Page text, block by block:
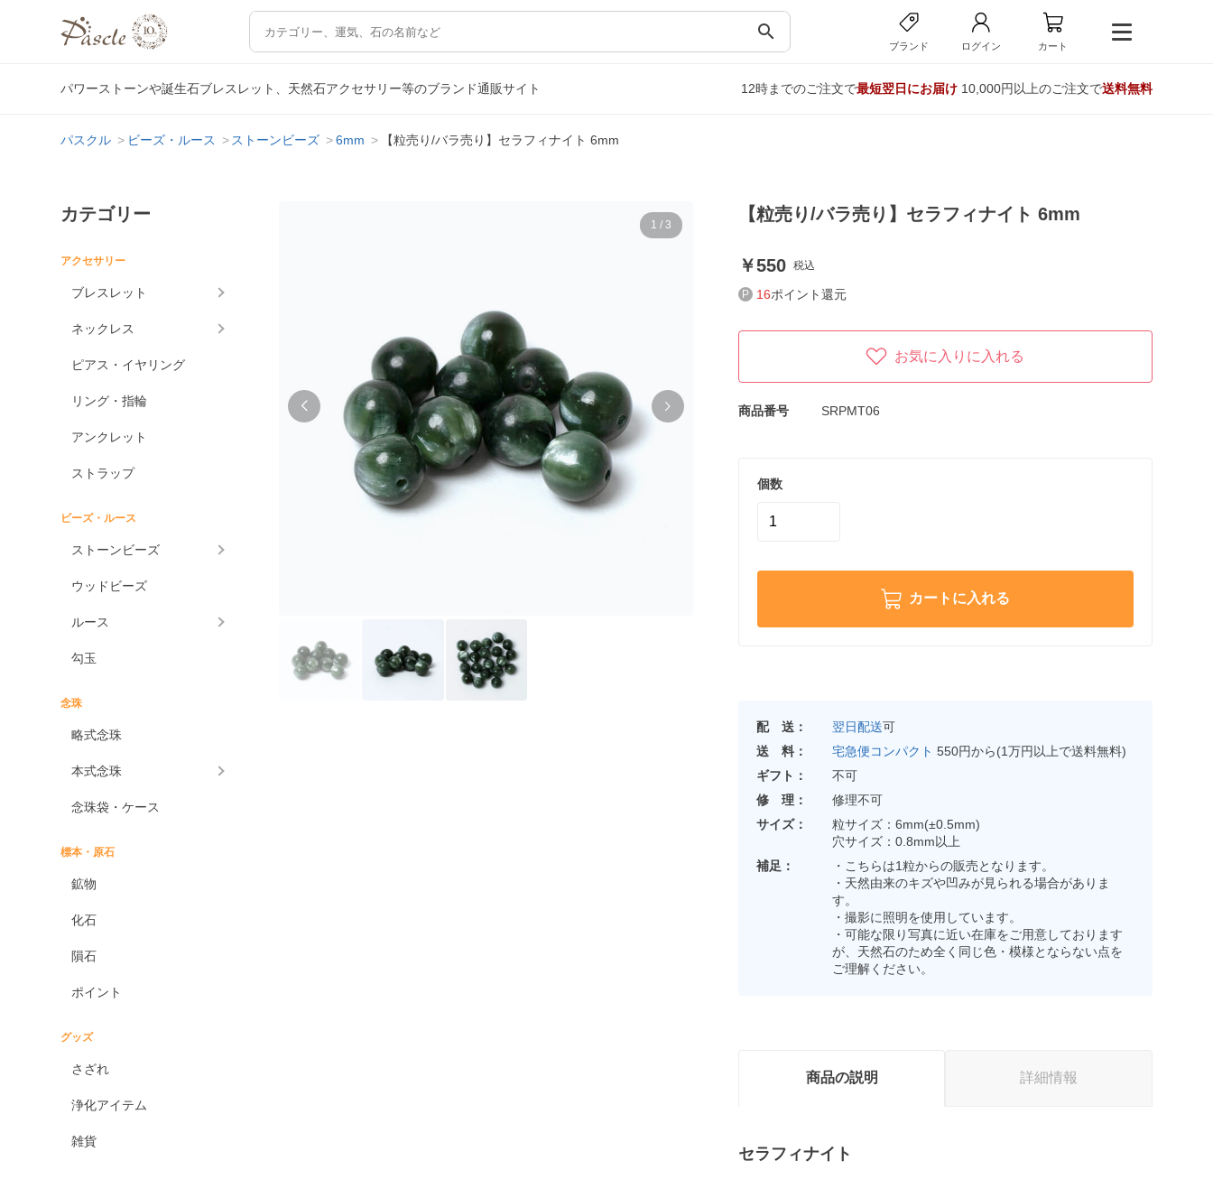
search
ブランド ログイン カート
パワーストーンや誕生石ブレスレット、天然石アクセサリー等のブランド通販サイト 12時までのご注文で最短翌日にお届け10,000円以上のご注文で送料無料
パスクル ビーズ・ルース ストーンビーズ 6mm 【粒売り/バラ売り】セラフィナイト 6mm
カテゴリー
アクセサリー
ブレスレット
ネックレス
ピアス・イヤリング
リング・指輪
アンクレット
ストラップ
ビーズ・ルース
ストーンビーズ
ウッドビーズ
ルース
勾玉
念珠
略式念珠
本式念珠
念珠袋・ケース
標本・原石
鉱物
化石
隕石
ポイント
グッズ
さざれ
浄化アイテム
雑貨
1 / 3
【粒売り/バラ売り】セラフィナイト 6mm
550 税込
16ポイント還元
お気に入りに入れる
商品番号 SRPMT06
個数
カートに入れる
配 送： 翌日配送可
送 料：
宅急便コンパクト 550円から(1万円以上で送料無料)
ギフト：
不可
修 理：
修理不可
サイズ：
粒サイズ：6mm(±0.5mm)
穴サイズ：0.8mm以上
補足：
・こちらは1粒からの販売となります。
・天然由来のキズや凹みが見られる場合がありま
す。
・撮影に照明を使用しています。
・可能な限り写真に近い在庫をご用意しております
が、天然石のため全く同じ色・模様とならない点を
ご理解ください。
商品の説明 詳細情報
セラフィナイト